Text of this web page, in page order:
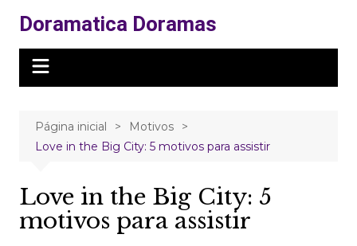
para
conteúdo
Doramatica Doramas
Página inicial
Motivos
Love in the Big City: 5 motivos para assistir
Love in the Big City: 5
motivos para assistir